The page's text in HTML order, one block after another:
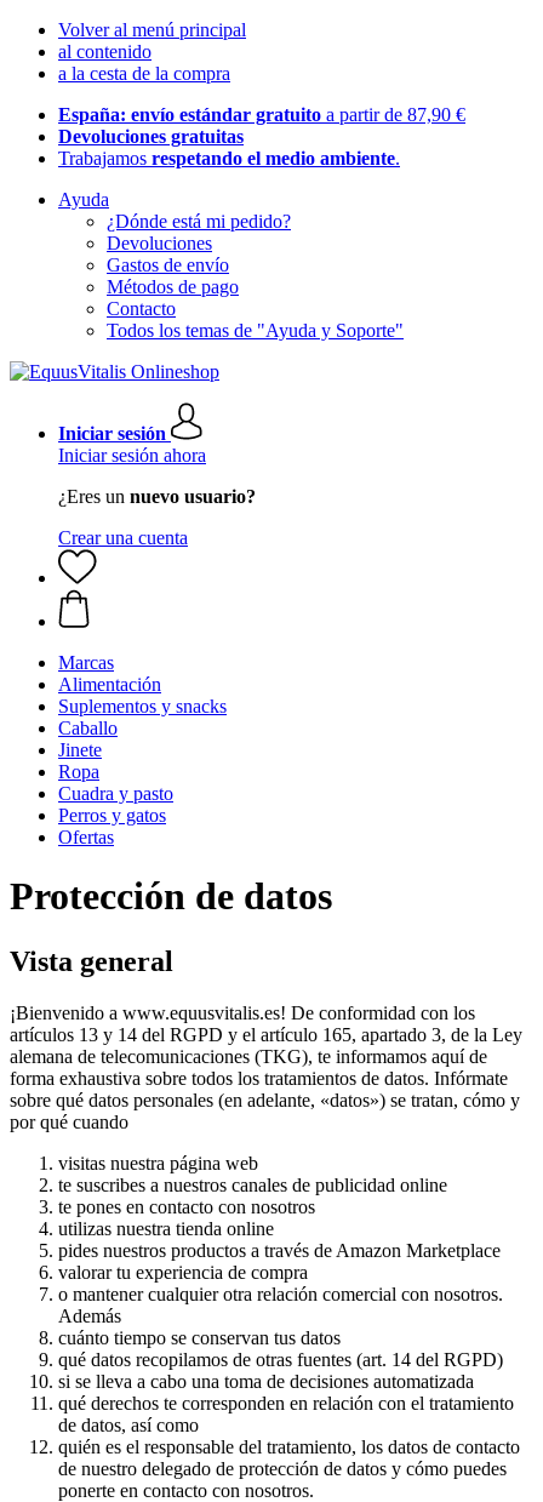
Volver al menú principal
al contenido
a la cesta de la compra
España: envío estándar gratuito a partir de 87,90 €
Devoluciones gratuitas
Trabajamos respetando el medio ambiente.
Ayuda
¿Dónde está mi pedido?
Devoluciones
Gastos de envío
Métodos de pago
Contacto
Todos los temas de "Ayuda y Soporte"
Iniciar sesión
Iniciar sesión ahora
¿Eres un nuevo usuario?
Crear una cuenta
Marcas
Alimentación
Suplementos y snacks
Caballo
Jinete
Ropa
Cuadra y pasto
Perros y gatos
Ofertas
Protección de datos
Vista general
¡Bienvenido a www.equusvitalis.es! De conformidad con los
artículos 13 y 14 del RGPD y el artículo 165, apartado 3, de la Ley
alemana de telecomunicaciones (TKG), te informamos aquí de
forma exhaustiva sobre todos los tratamientos de datos. Infórmate
sobre qué datos personales (en adelante, «datos») se tratan, cómo y
por qué cuando
visitas nuestra página web
te suscribes a nuestros canales de publicidad online
te pones en contacto con nosotros
utilizas nuestra tienda online
pides nuestros productos a través de Amazon Marketplace
valorar tu experiencia de compra
o mantener cualquier otra relación comercial con nosotros.
Además
cuánto tiempo se conservan tus datos
qué datos recopilamos de otras fuentes (art. 14 del RGPD)
si se lleva a cabo una toma de decisiones automatizada
qué derechos te corresponden en relación con el tratamiento
de datos, así como
quién es el responsable del tratamiento, los datos de contacto
de nuestro delegado de protección de datos y cómo puedes
ponerte en contacto con nosotros.